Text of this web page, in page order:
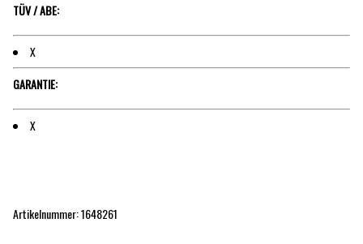
TÜV / ABE:
X
GARANTIE:
X
Artikelnummer: 1648261